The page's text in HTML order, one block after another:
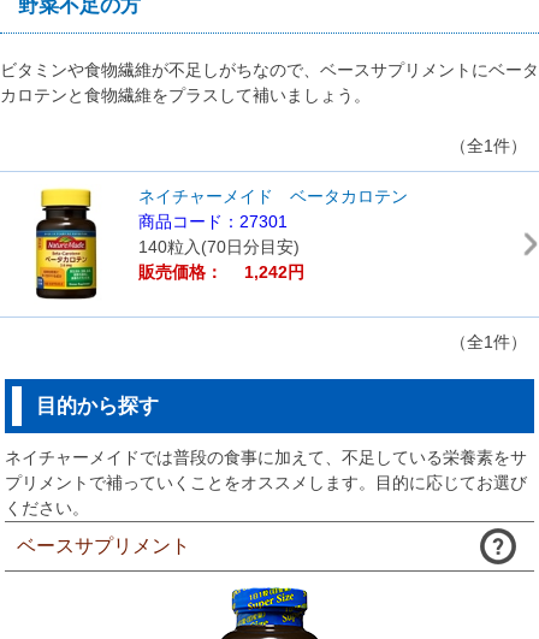
野菜不足の方
ビタミンや食物繊維が不足しがちなので、ベースサプリメントにベータ
カロテンと食物繊維をプラスして補いましょう。
（全1件）
ネイチャーメイド ベータカロテン
商品コード：27301
140粒入(70日分目安)
販売価格： 1,242円
（全1件）
目的から探す
ネイチャーメイドでは普段の食事に加えて、不足している栄養素をサ
プリメントで補っていくことをオススメします。目的に応じてお選び
ください。
ベースサプリメント